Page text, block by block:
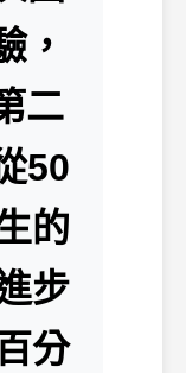
，
二
50
的
步
分